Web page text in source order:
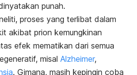
punah.
proses yang terlibat dalam
akibat prion kemungkinan
efek mematikan dari semua
misal Alzheimer,
. Gimana, masih kepingin coba